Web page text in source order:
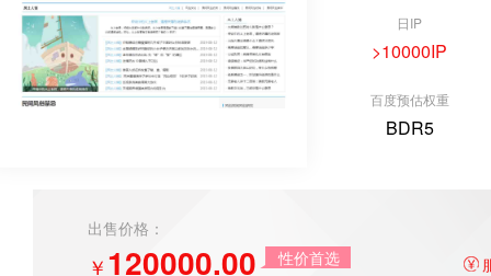
日IP
>10000IP
百度预估权重
BDR5
出售价格：
￥120000.00 性价首选